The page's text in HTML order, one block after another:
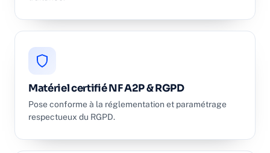
Matériel certifié NF A2P & RGPD
Pose conforme à la réglementation et paramétrage
respectueux du RGPD.